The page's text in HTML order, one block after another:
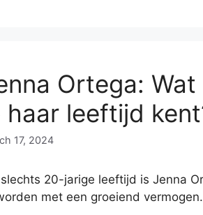
Ortega:
haar leeftijd
17, 2024
20-jarige leeftijd is Jenna
met een groeiend